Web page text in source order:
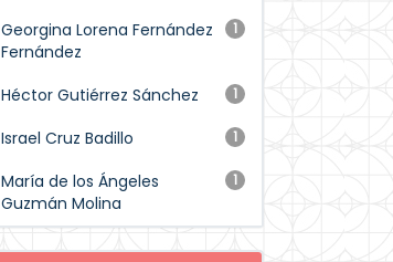
1
Georgina Lorena Fernández
Fernández
1
Héctor Gutiérrez Sánchez
1
Israel Cruz Badillo
1
María de los Ángeles
Guzmán Molina